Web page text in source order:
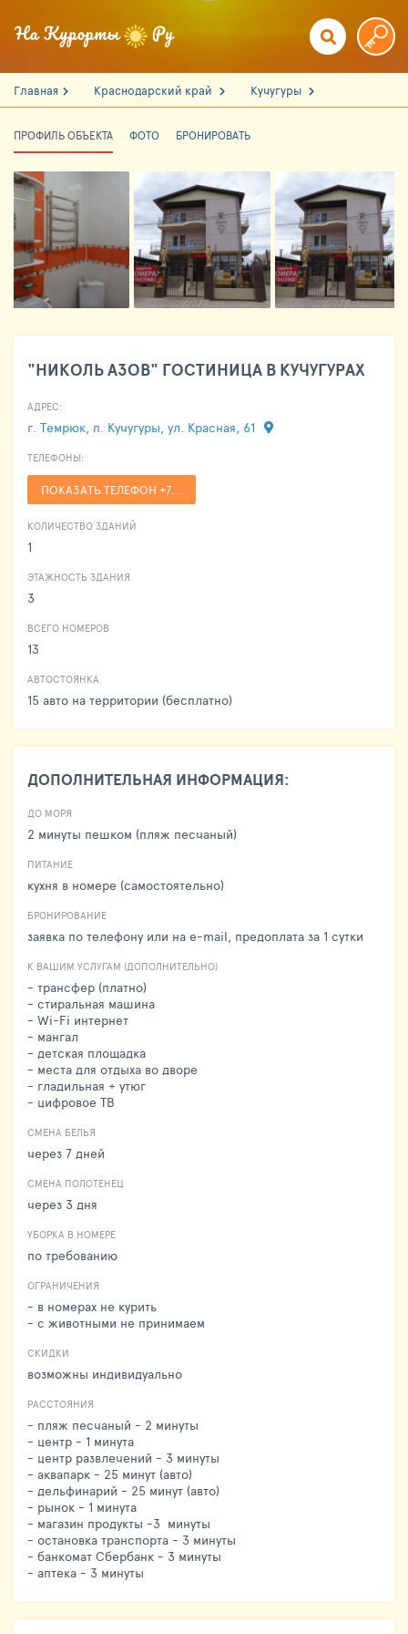
Главная Краснодарский край Кучугуры
ПРОФИЛЬ ОБЪЕКТА ФОТО БРОНИРОВАТЬ
"НИКОЛЬ АЗОВ" ГОСТИНИЦА В КУЧУГУРАХ
АДРЕС:
г. Темрюк, п. Кучугуры, ул. Красная, 61
ТЕЛЕФОНЫ:
ПОКАЗАТЬ ТЕЛЕФОН +7...
КОЛИЧЕСТВО ЗДАНИЙ
1
ЭТАЖНОСТЬ ЗДАНИЯ
3
ВСЕГО НОМЕРОВ
13
АВТОСТОЯНКА
15 авто на территории (бесплатно)
ДОПОЛНИТЕЛЬНАЯ ИНФОРМАЦИЯ:
ДО МОРЯ
2 минуты пешком (пляж песчаный)
ПИТАНИЕ
кухня в номере (самостоятельно)
БРОНИРОВАНИЕ
заявка по телефону или на e-mail, предоплата за 1 сутки
К ВАШИМ УСЛУГАМ (ДОПОЛНИТЕЛЬНО)
- трансфер (платно)
- стиральная машина
- Wi-Fi интернет
- мангал
- детская площадка
- места для отдыха во дворе
- гладильная + утюг
- цифровое ТВ
СМЕНА БЕЛЬЯ
через 7 дней
СМЕНА ПОЛОТЕНЕЦ
через 3 дня
УБОРКА В НОМЕРЕ
по требованию
ОГРАНИЧЕНИЯ
- в номерах не курить
- с животными не принимаем
СКИДКИ
возможны индивидуально
РАССТОЯНИЯ
- пляж песчаный - 2 минуты
- центр - 1 минута
- центр развлечений - 3 минуты
- аквапарк - 25 минут (авто)
- дельфинарий - 25 минут (авто)
- рынок - 1 минута
- магазин продукты -3 минуты
- остановка транспорта - 3 минуты
- банкомат Сбербанк - 3 минуты
- аптека - 3 минуты